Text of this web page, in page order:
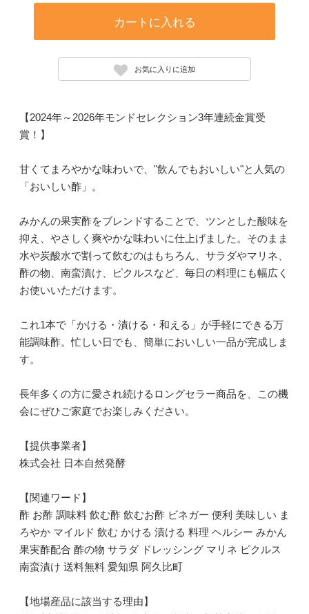
カートに入れる
お気に入りに追加
【2024年～2026年モンドセレクション3年連続金賞受
賞！】
甘くてまろやかな味わいで、"飲んでもおいしい"と人気の
「おいしい酢」。
みかんの果実酢をブレンドすることで、ツンとした酸味を
抑え、やさしく爽やかな味わいに仕上げました。そのまま
水や炭酸水で割って飲むのはもちろん、サラダやマリネ、
酢の物、南蛮漬け、ピクルスなど、毎日の料理にも幅広く
お使いいただけます。
これ1本で「かける・漬ける・和える」が手軽にできる万
能調味酢。忙しい日でも、簡単においしい一品が完成しま
す。
長年多くの方に愛され続けるロングセラー商品を、この機
会にぜひご家庭でお楽しみください。
【提供事業者】
株式会社 日本自然発酵
【関連ワード】
酢 お酢 調味料 飲む酢 飲むお酢 ビネガー 便利 美味しい ま
ろやか マイルド 飲む かける 漬ける 料理 ヘルシー みかん
果実酢配合 酢の物 サラダ ドレッシング マリネ ピクルス
南蛮漬け 送料無料 愛知県 阿久比町
【地場産品に該当する理由】